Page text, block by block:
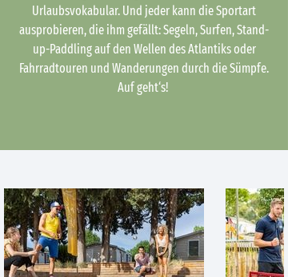
Urlaubsvokabular. Und jeder kann die Sportart
ausprobieren, die ihm gefällt: Segeln, Surfen, Stand-
up-Paddling auf den Wellen des Atlantiks oder
Fahrradtouren und Wanderungen durch die Sümpfe.
Auf geht‘s!